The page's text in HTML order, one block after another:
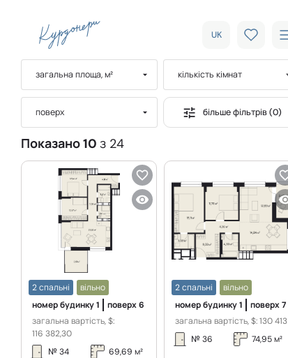
UK
загальна площа, м² кількість кімнат
поверх більше фільтрів (0)
Показано 10 з 24
2 спальні
вільно
номер будинку1 поверх6
загальна вартість, $:
116 382,30
№ 34 69,69 м²
2 спальні
вільно
номер будинку1 поверх7
загальна вартість, $:130 413
№ 36 74,95м²